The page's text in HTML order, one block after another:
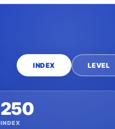
INDEX LEVEL
250
INDEX